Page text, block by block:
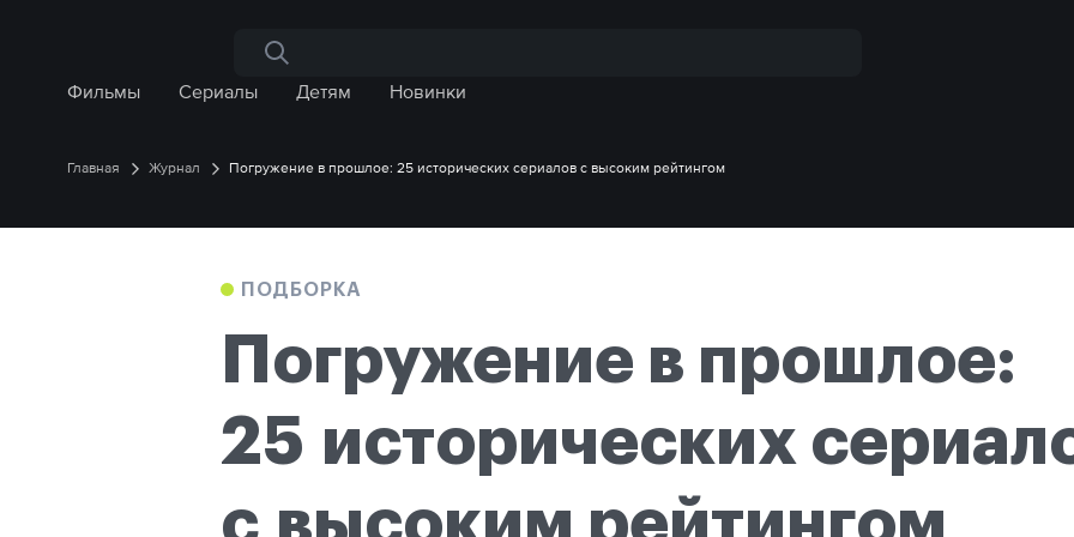
Поиск по сайту
Фильмы Сериалы Детям Новинки
Главная Журнал Погружение в прошлое: 25 исторических сериалов с высоким рейтингом
ПОДБОРКА
Погружение в прошлое:
25 исторических